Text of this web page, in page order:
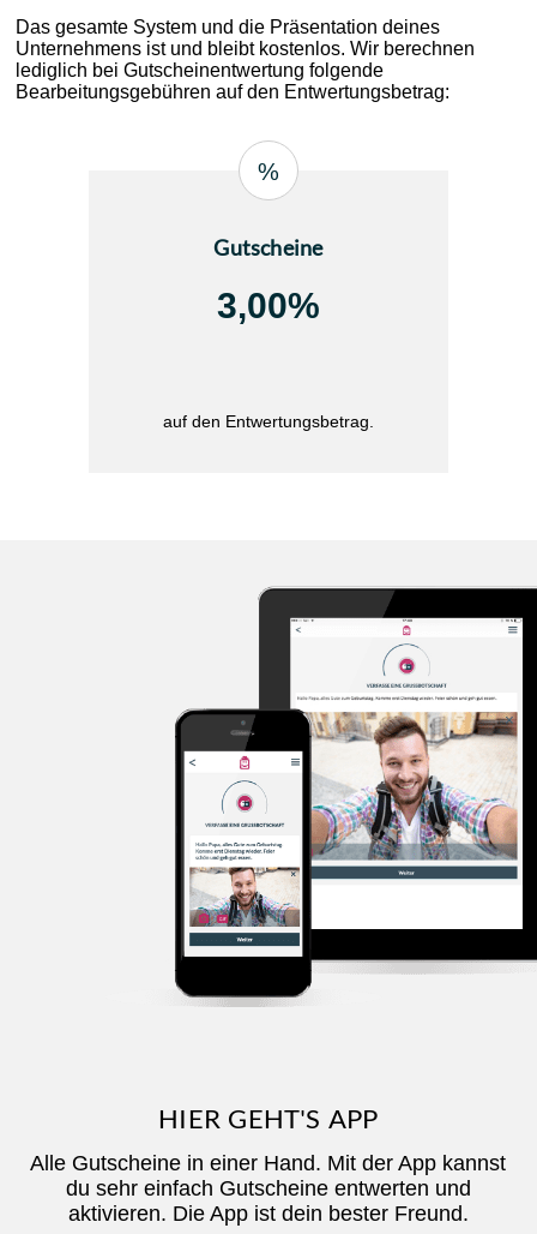
Das gesamte System und die Präsentation deines
Unternehmens ist und bleibt kostenlos. Wir berechnen
lediglich bei Gutscheinentwertung folgende
Bearbeitungsgebühren auf den Entwertungsbetrag:
%
Gutscheine
3,00%
auf den Entwertungsbetrag.
HIER GEHT'S APP
Alle Gutscheine in einer Hand. Mit der App kannst
du sehr einfach Gutscheine entwerten und
aktivieren. Die App ist dein bester Freund.